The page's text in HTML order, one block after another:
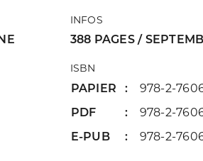
INFOS
388 PAGES /
ISBN
PAPIER
978-2-
PDF
978-2-
E-PUB
978-2-